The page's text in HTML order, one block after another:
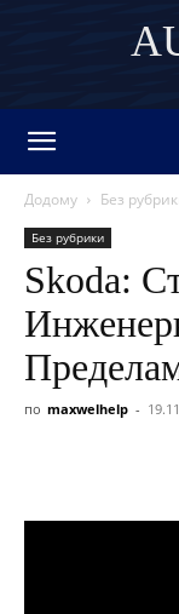
Додому Без
Без рубрики
Skoda:
по maxwelhelp -